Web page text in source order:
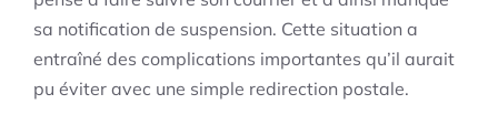
sa notification de suspension. Cette situation a
entraîné des complications importantes qu’il aurait
pu éviter avec une simple redirection postale.